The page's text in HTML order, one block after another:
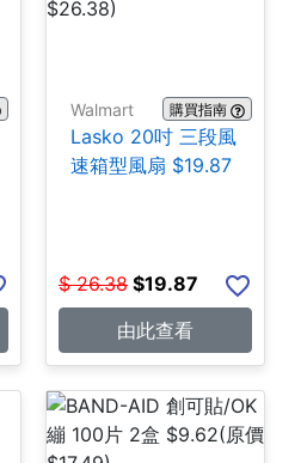
Walmart 購買指南
Lasko 20吋 三段風
速箱型風扇 $19.87
$ 26.38 $19.87
由此查看